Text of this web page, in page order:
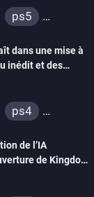
ps5
ps4
one
dans une mise à
inédit et des
ps4
de l’IA
de Kingdom